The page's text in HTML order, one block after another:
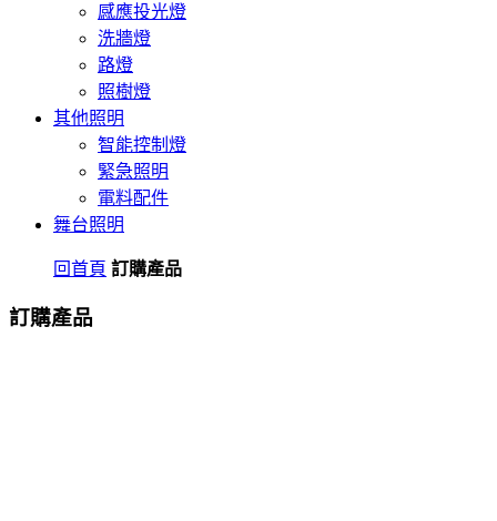
感應投光燈
洗牆燈
路燈
照樹燈
其他照明
智能控制燈
緊急照明
電料配件
舞台照明
回首頁 訂購產品
訂購產品